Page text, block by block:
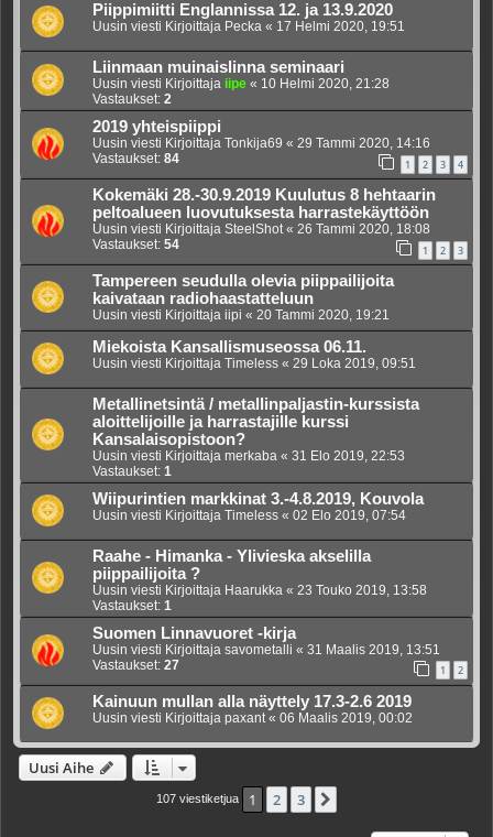
Piippimiitti Englannissa 12. ja 13.9.2020
Uusin viesti Kirjoittaja Pecka « 17 Helmi 2020, 19:51
Liinmaan muinaislinna seminaari
Uusin viesti Kirjoittaja iipe « 10 Helmi 2020, 21:28
Vastaukset: 2
2019 yhteispiippi
Uusin viesti Kirjoittaja Tonkija69 « 29 Tammi 2020, 14:16
Vastaukset: 84 1 2 3 4
Kokemäki 28.-30.9.2019 Kuulutus 8 hehtaarin
peltoalueen luovutuksesta harrastekäyttöön
Uusin viesti Kirjoittaja SteelShot« 26 Tammi 2020, 18:08
Vastaukset: 54 1 2 3
Tampereen seudulla olevia piippailijoita
kaivataan radiohaastatteluun
Uusin viesti Kirjoittaja iipi « 20 Tammi 2020, 19:21
Miekoista Kansallismuseossa 06.11.
Uusin viesti Kirjoittaja Timeless « 29 Loka 2019, 09:51
Metallinetsintä / metallinpaljastin-kurssista
aloittelijoille ja harrastajille kurssi
Kansalaisopistoon?
Uusin viesti Kirjoittaja merkaba « 31 Elo 2019, 22:53
Vastaukset: 1
Wiipurintien markkinat 3.-4.8.2019, Kouvola
Uusin viesti Kirjoittaja Timeless « 02 Elo 2019, 07:54
Raahe - Himanka - Ylivieska akselilla
piippailijoita ?
Uusin viesti Kirjoittaja Haarukka « 23 Touko 2019, 13:58
Vastaukset: 1
Suomen Linnavuoret -kirja
Uusin viesti Kirjoittaja savometalli « 31 Maalis 2019, 13:51
Vastaukset: 27 1 2
Kainuun mullan alla näyttely 17.3-2.6 2019
Uusin viesti Kirjoittaja paxant « 06 Maalis 2019, 00:02
Uusi Aihe
107 viestiketjua 1 2 3